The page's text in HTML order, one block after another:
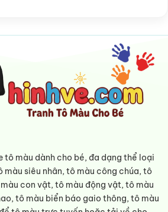
tô màu dành cho bé, đa dạng thể loại
màu siêu nhân, tô màu công chúa, tô
con vật, tô màu động vật, tô màu
tô màu biển báo gaio thông, tô màu